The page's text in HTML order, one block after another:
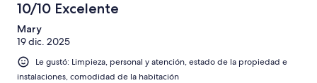
10/10 Excelente
Mary
19 dic. 2025
Le gustó: Limpieza, personal y atención, estado de la propiedad e
instalaciones, comodidad de la habitación